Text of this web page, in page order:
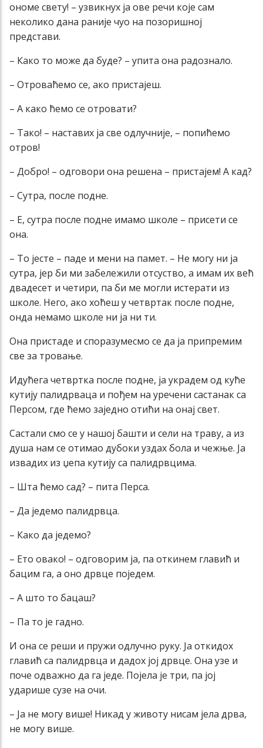
ономе свету! – узвикнух ја ове речи које сам
неколико дана раније чуо на позоришној
представи.
– Како то може да буде? – упита она радознало.
– Отроваћемо се, ако пристајеш.
– А како ћемо се отровати?
– Тако! – наставих ја све одлучније, – попићемо
отров!
– Добро! – одговори она решена – пристајем! А кад?
– Сутра, после подне.
– Е, сутра после подне имамо школе – присети се
она.
– То јесте – паде и мени на памет. – Не могу ни ја
сутра, јер би ми забележили отсуство, а имам их већ
двадесет и четири, па би ме могли истерати из
школе. Него, ако хоћеш у четвртак после подне,
онда немамо школе ни ја ни ти.
Она пристаде и споразумесмо се да ја припремим
све за тровање.
Идућега четвртка после подне, ја украдем од куће
кутију палидрваца и пођем на уречени састанак са
Персом, где ћемо заједно отићи на онај свет.
Састали смо се у нашој башти и сели на траву, а из
душа нам се отимао дубоки уздах бола и чежње. Ја
извадих из џепа кутију са палидрвцима.
– Шта ћемо сад? – пита Перса.
– Да једемо палидрвца.
– Како да једемо?
– Ето овако! – одговорим ја, па откинем главић и
бацим га, а оно дрвце поједем.
– А што то бацаш?
– Па то је гадно.
И она се реши и пружи одлучно руку. Ја откидох
главић са палидрвца и дадох јој дрвце. Она узе и
поче одважно да га једе. Појела је три, па јој
ударише сузе на очи.
– Ја не могу више! Никад у животу нисам јела дрва,
не могу више.